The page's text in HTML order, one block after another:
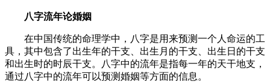
八字流年论婚姻
在中国传统的命理学中，八字是用来预测一个人命运的工
具，其中包含了出生年的干支、出生月的干支、出生日的干支
和出生时的时辰干支。八字中的流年是指每一年的天干地支，
通过八字中的流年可以预测婚姻等方面的信息。